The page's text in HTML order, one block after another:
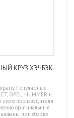
КРУЗ ХЭЧБЭК
Популярные
OPEL, HUMMER и
производителя
оригинальные
при сборке